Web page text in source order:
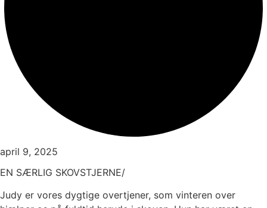
april 9, 2025
EN SÆRLIG SKOVSTJERNE/
Judy er vores dygtige overtjener, som vinteren over